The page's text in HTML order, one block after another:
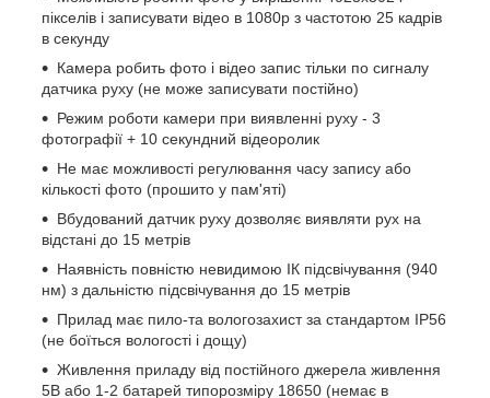
пікселів і записувати відео в 1080p з частотою 25 кадрів
в секунду
Камера робить фото і відео запис тільки по сигналу
датчика руху (не може записувати постійно)
Режим роботи камери при виявленні руху - 3
фотографії + 10 секундний відеоролик
Не має можливості регулювання часу запису або
кількості фото (прошито у пам'яті)
Вбудований датчик руху дозволяє виявляти рух на
відстані до 15 метрів
Наявність повністю невидимою ІК підсвічування (940
нм) з дальністю підсвічування до 15 метрів
Прилад має пило-та вологозахист за стандартом IP56
(не боїться вологості і дощу)
Живлення приладу від постійного джерела живлення
5В або 1-2 батарей типорозміру 18650 (немає в